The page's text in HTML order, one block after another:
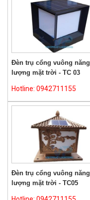
Đèn trụ cổng vuông năng
lượng mặt trời - TC 03
Hotline: 0942711155
Đèn trụ cổng vuông năng
lượng mặt trời - TC05